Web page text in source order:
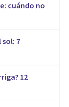
cuándo no
7
12